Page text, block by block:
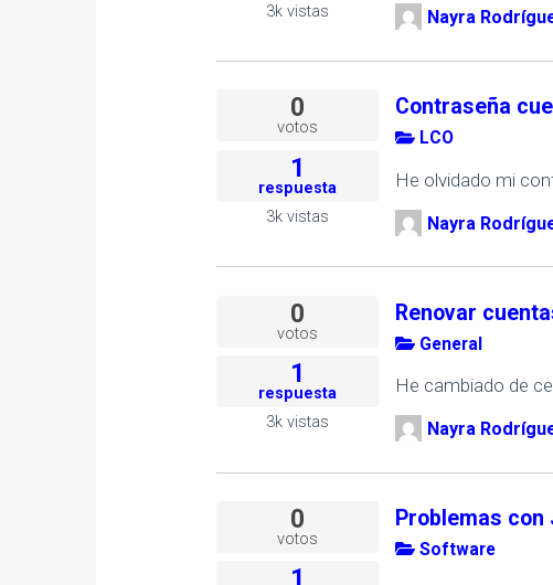
3kvistas Nayra
0
votos
1
respuesta
3kvistas
Contraseña
LCO
He olvidado mi
Nayra
0
votos
1
respuesta
3kvistas
Renovar
General
He cambiado de
Nayra
0
votos
Problemas con
Software